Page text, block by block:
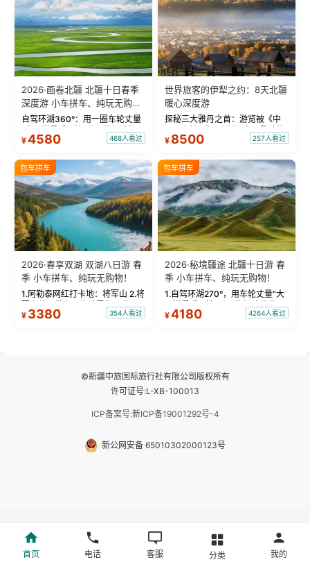
2026·画卷北疆 北疆十日春季
深度游 小车拼车、纯玩无购
物！
自驾环湖360°：用一圈车轮丈量
“大西洋最后一滴眼泪”的极致蔚
蓝。 赛湖旅拍：甄选多款风格服
绝美瞬间。 赛湖坦克300跟车视
频：专业摄影师...
¥4580 468人看过
世界旅客的伊犁之约：8天北疆
暖心深度游
探秘三大雅丹之首：游览被《中
国国家地理》评选为“中国最美的
三大雅丹”第一名的克拉玛依魔鬼
瓦人最大村落——禾木村，欣赏
晨雾与小木...
¥ 8500 257人看过
包车拼车
2026·春享双湖 双湖八日游 春
季 小车拼车、纯玩无购物！
1.阿勒泰网红打卡地：将军山 2.将
军山落日缆车，体验雪都风光 3.
将军山，夕阳派对，蹦迪party 4.
¥ 3380 354人看过
包车拼车
2026·秘境疆途 北疆十日游 春
季 小车拼车、纯玩无购物！
1.自驾环湖270°，用车轮丈量“大
西洋最后一滴眼泪”的极致蔚蓝，
让雪山、花海与深邃湖水在转弯
¥4180 4264人看过
©新疆中旅国际旅行社有限公司版权所有
许可证号:L-XB-100013
ICP备案号:新ICP备19001292号-4
新公网安备 65010302000123号
首页 电话 客服 分类 我的